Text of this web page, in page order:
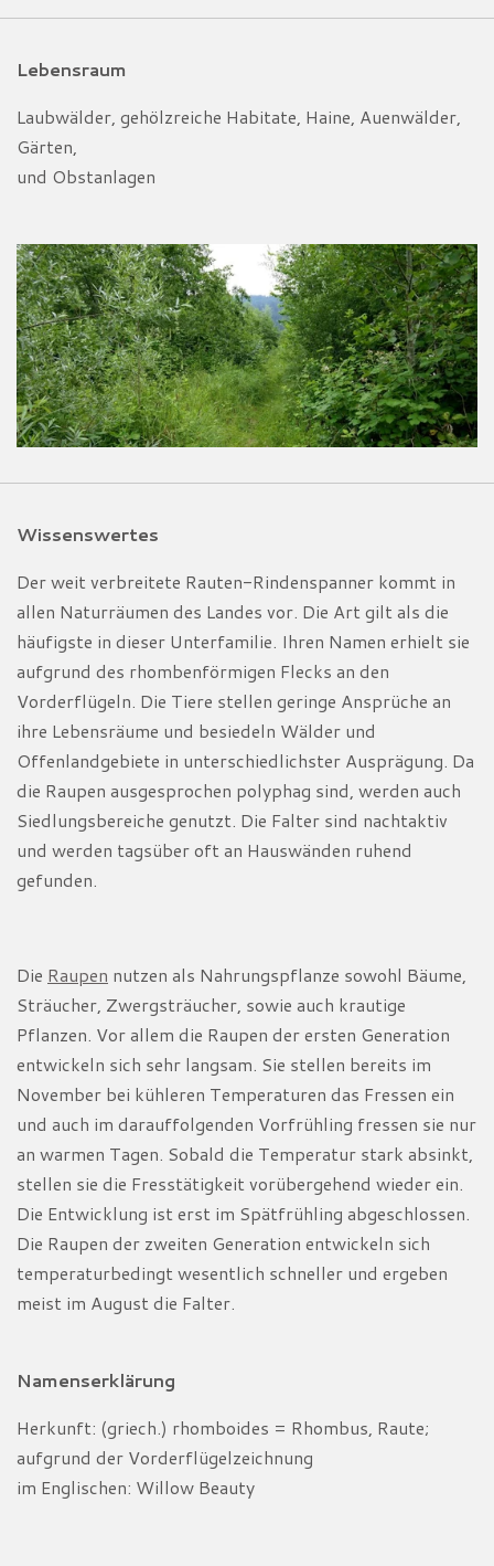
Lebensraum
Laubwälder, gehölzreiche Habitate, Haine, Auenwälder,
Gärten,
und Obstanlagen
Wissenswertes
Der weit verbreitete Rauten-Rindenspanner kommt in
allen Naturräumen des Landes vor. Die Art gilt als die
häufigste in dieser Unterfamilie. Ihren Namen erhielt sie
aufgrund des rhombenförmigen Flecks an den
Vorderflügeln. Die Tiere stellen geringe Ansprüche an
ihre Lebensräume und besiedeln Wälder und
Offenlandgebiete in unterschiedlichster Ausprägung. Da
die Raupen ausgesprochen polyphag sind, werden auch
Siedlungsbereiche genutzt. Die Falter sind nachtaktiv
und werden tagsüber oft an Hauswänden ruhend
gefunden.
Die Raupen nutzen als Nahrungspflanze sowohl Bäume,
Sträucher, Zwergsträucher, sowie auch krautige
Pflanzen. Vor allem die Raupen der ersten Generation
entwickeln sich sehr langsam. Sie stellen bereits im
November bei kühleren Temperaturen das Fressen ein
und auch im darauffolgenden Vorfrühling fressen sie nur
an warmen Tagen. Sobald die Temperatur stark absinkt,
stellen sie die Fresstätigkeit vorübergehend wieder ein.
Die Entwicklung ist erst im Spätfrühling abgeschlossen.
Die Raupen der zweiten Generation entwickeln sich
temperaturbedingt wesentlich schneller und ergeben
meist im August die Falter.
Namenserklärung
Herkunft: (griech.) rhomboides = Rhombus, Raute;
aufgrund der Vorderflügelzeichnung
im Englischen: Willow Beauty